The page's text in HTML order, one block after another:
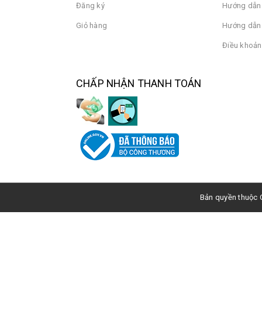
Đăng ký
Giỏ hàng
Hướng
Hướng
Điều
CHẤP NHẬN THANH TOÁN
Bản quyền thuộc